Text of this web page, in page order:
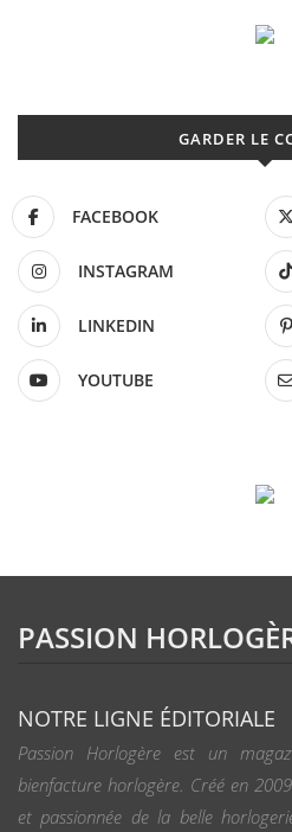
GARDER LE
FACEBOOK
INSTAGRAM
LINKEDIN
YOUTUBE
PASSION
NOTRE LIGNE ÉDITORIALE
Passion Horlogère est un
bienfacture horlogère. Créé en
et passionnée de la belle